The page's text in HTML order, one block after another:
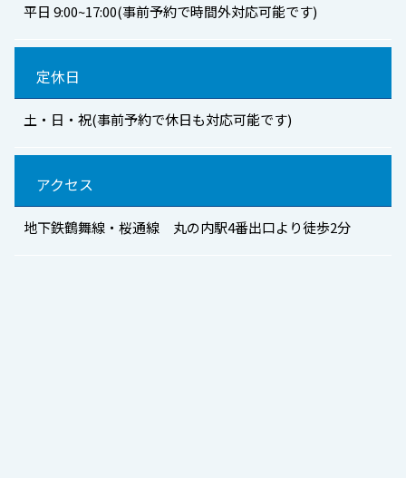
平日 9:00~17:00(事前予約で時間外対応可能です)
定休日
土・日・祝(事前予約で休日も対応可能です)
アクセス
地下鉄鶴舞線・桜通線 丸の内駅4番出口より徒歩2分